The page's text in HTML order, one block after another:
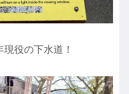
役の下水道！